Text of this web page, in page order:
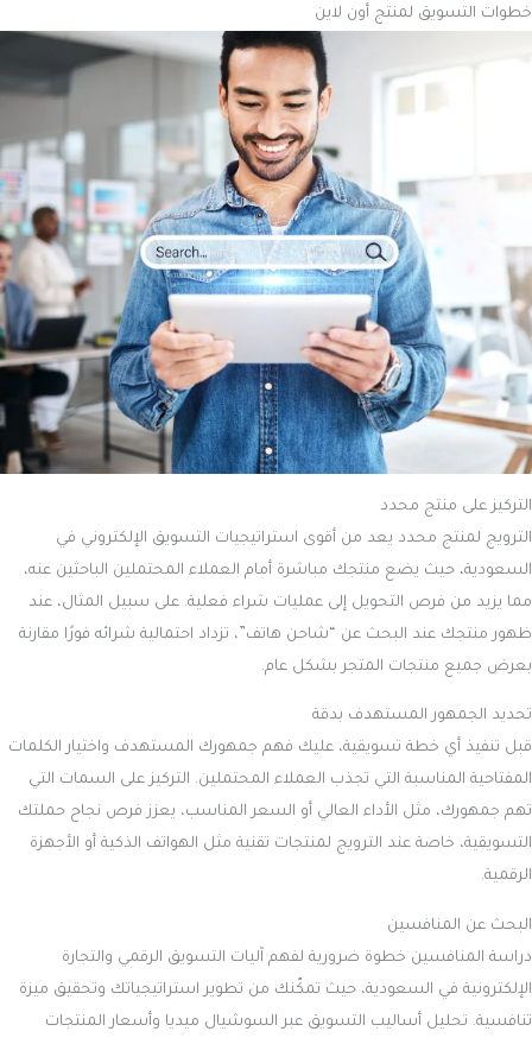
خطوات التسويق لمنتج أون لاين
التركيز على منتج محدد
الترويج لمنتج محدد يعد من أقوى استراتيجيات التسويق الإلكتروني في
السعودية، حيث يضع منتجك مباشرة أمام العملاء المحتملين الباحثين عنه،
مما يزيد من فرص التحويل إلى عمليات شراء فعلية. على سبيل المثال، عند
ظهور منتجك عند البحث عن “شاحن هاتف”، تزداد احتمالية شرائه فورًا مقارنة
بعرض جميع منتجات المتجر بشكل عام.
تحديد الجمهور المستهدف بدقة
قبل تنفيذ أي خطة تسويقية، عليك فهم جمهورك المستهدف واختيار الكلمات
المفتاحية المناسبة التي تجذب العملاء المحتملين. التركيز على السمات التي
تهم جمهورك، مثل الأداء العالي أو السعر المناسب، يعزز فرص نجاح حملتك
التسويقية، خاصة عند الترويج لمنتجات تقنية مثل الهواتف الذكية أو الأجهزة
الرقمية.
البحث عن المنافسين
دراسة المنافسين خطوة ضرورية لفهم آليات التسويق الرقمي والتجارة
الإلكترونية في السعودية، حيث تمكّنك من تطوير استراتيجياتك وتحقيق ميزة
تنافسية. تحليل أساليب التسويق عبر السوشيال ميديا وأسعار المنتجات